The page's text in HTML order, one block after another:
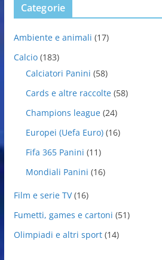
Categorie
Ambiente e animali (17)
Calcio(183)
Calciatori Panini (58)
Cards e altre raccolte(58)
Champions league(24)
Europei (Uefa Euro)(16)
Fifa 365 Panini (11)
Mondiali Panini (16)
Film e serie TV(16)
Fumetti, games e cartoni (51)
Olimpiadi e altri sport(14)